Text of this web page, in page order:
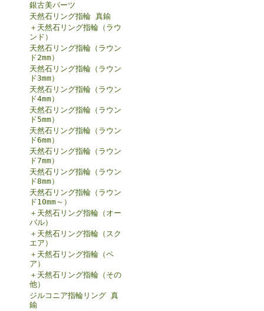
銀古美パーツ
天然石リング指輪 真鍮
＋天然石リング指輪（ラウ
ンド）
天然石リング指輪（ラウン
ド2mm）
天然石リング指輪（ラウン
ド3mm）
天然石リング指輪（ラウン
ド4mm）
天然石リング指輪（ラウン
ド5mm）
天然石リング指輪（ラウン
ド6mm）
天然石リング指輪（ラウン
ド7mm）
天然石リング指輪（ラウン
ド8mm）
天然石リング指輪（ラウン
ド10mm～）
＋天然石リング指輪（オー
バル）
＋天然石リング指輪（スク
エア）
＋天然石リング指輪（ペ
ア）
＋天然石リング指輪（その
他）
ジルコニア指輪リング 真
鍮